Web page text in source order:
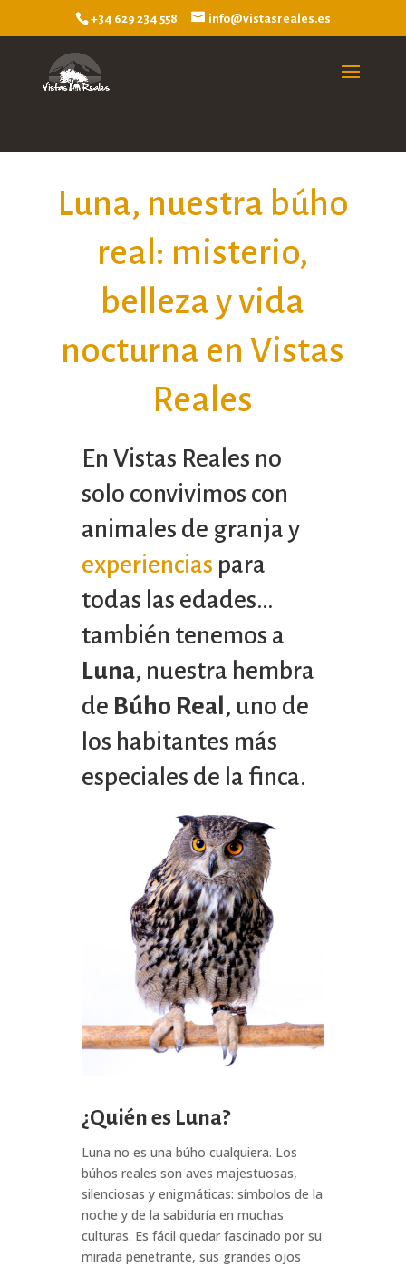
+34 629 234 558 info@vistasreales.es
Luna, nuestra búho
real: misterio,
belleza y vida
nocturna en Vistas
Reales
En Vistas Reales no
solo convivimos con
animales de granja y
experiencias para
todas las edades…
también tenemos a
Luna, nuestra hembra
de Búho Real , uno de
los habitantes más
especiales de la finca.
¿Quién es Luna?
Luna no es una búho cualquiera. Los
búhos reales son aves majestuosas,
silenciosas y enigmáticas: símbolos de la
noche y de la sabiduría en muchas
culturas. Es fácil quedar fascinado por su
mirada penetrante, sus grandes ojos